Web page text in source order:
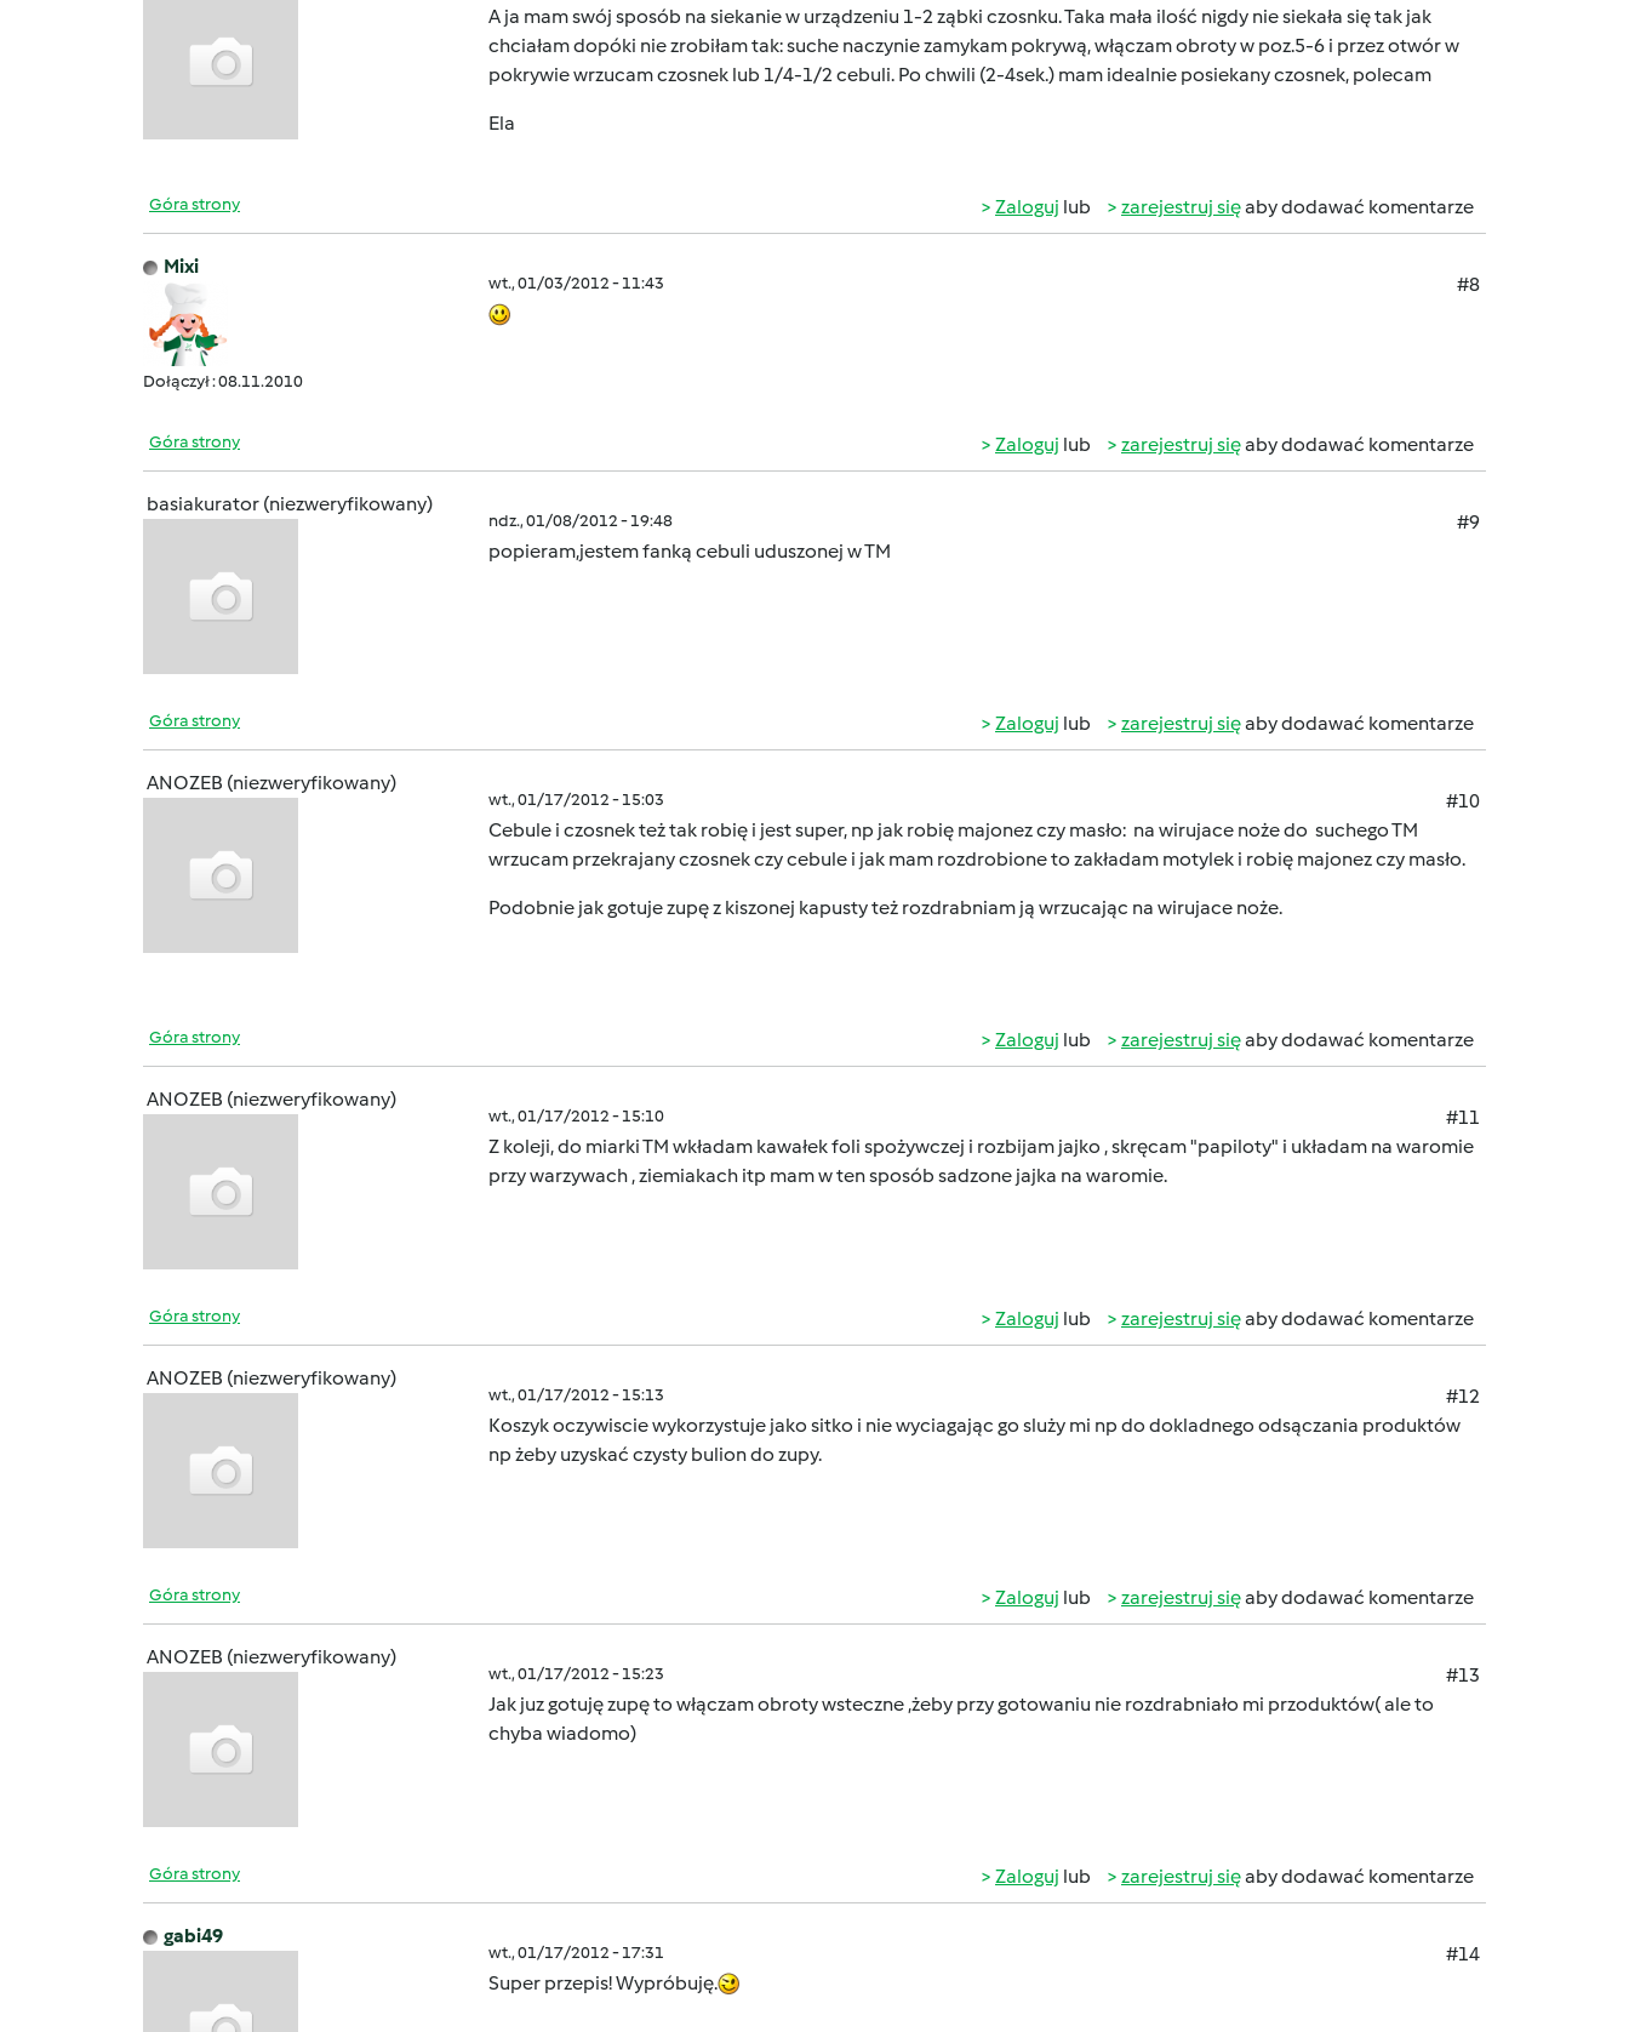
A ja mam swój sposób na siekanie w urządzeniu 1-2 ząbki czosnku. Taka mała ilość nigdy nie siekała się tak jak
chciałam dopóki nie zrobiłam tak: suche naczynie zamykam pokrywą, włączam obroty w poz.5-6 i przez otwór w
pokrywie wrzucam czosnek lub 1/4-1/2 cebuli. Po chwili (2-4sek.) mam idealnie posiekany czosnek, polecam
Ela
Góra strony Zaloguj lub zarejestruj sięaby dodawać komentarze
Mixi
Dołączył : 08.11.2010
wt., 01/03/2012 - 11:43 #8
Góra strony Zaloguj lub zarejestruj sięaby dodawać komentarze
basiakurator (niezweryfikowany)
ndz., 01/08/2012 - 19:48
#9
popieram,jestem fanką cebuli uduszonej w TM
Góra strony Zaloguj lub zarejestruj sięaby dodawać komentarze
ANOZEB (niezweryfikowany)
wt., 01/17/2012 - 15:03
#10
Cebule i czosnek też tak robię i jest super, np jak robię majonez czy masło: na wirujace noże do suchego TM
wrzucam przekrajany czosnek czy cebule i jak mam rozdrobione to zakładam motylek i robię majonez czy masło.
Podobnie jak gotuje zupę z kiszonej kapusty też rozdrabniam ją wrzucając na wirujace noże.
Góra strony Zaloguj lub zarejestruj sięaby dodawać komentarze
ANOZEB (niezweryfikowany)
wt., 01/17/2012 - 15:10
#11
Z koleji, do miarki TM wkładam kawałek foli spożywczej i rozbijam jajko , skręcam "papiloty" i układam na waromie
przy warzywach , ziemiakach itp mam w ten sposób sadzone jajka na waromie.
Góra strony Zaloguj lub zarejestruj sięaby dodawać komentarze
ANOZEB (niezweryfikowany)
wt., 01/17/2012 - 15:13
#12
Koszyk oczywiscie wykorzystuje jako sitko i nie wyciagając go sluży mi np do dokladnego odsączania produktów
np żeby uzyskać czysty bulion do zupy.
Góra strony Zaloguj lub zarejestruj sięaby dodawać komentarze
ANOZEB (niezweryfikowany)
wt., 01/17/2012 - 15:23
#13
Jak juz gotuję zupę to włączam obroty wsteczne ,żeby przy gotowaniu nie rozdrabniało mi przoduktów( ale to
chyba wiadomo)
Góra strony Zaloguj lub zarejestruj sięaby dodawać komentarze
gabi49
wt., 01/17/2012 - 17:31
#14
Super przepis! Wypróbuję.